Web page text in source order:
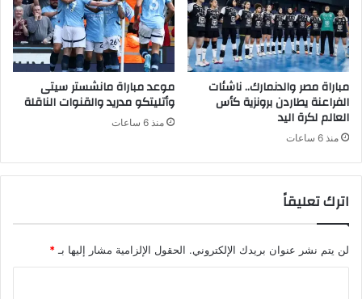
مباراة مصر والدنمارك.. ناشئات
الفراعنة يطاردن برونزية كأس
العالم لكرة اليد
منذ 6 ساعات
موعد مباراة مانشستر سيتى
وأتليتكو مدريد والقنوات الناقلة
منذ 6 ساعات
اترك تعليقاً
لن يتم نشر عنوان بريدك الإلكتروني. الحقول الإلزامية مشار إليها بـ *